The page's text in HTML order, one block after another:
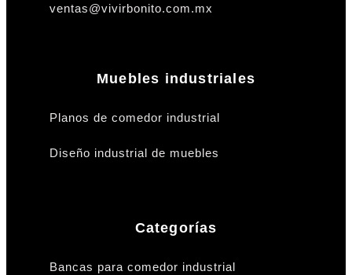
ventas@vivirbonito.com.mx
Muebles industriales
Planos de comedor industrial
Diseño industrial de muebles
Categorías
Bancas para comedor industrial